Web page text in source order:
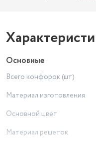
Основные
Всего конфорок (шт)
Материал изготовления
Основной цвет
Материал решеток